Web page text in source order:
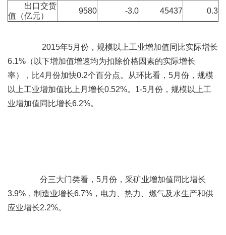
出口交货
值（亿元）
9580 -3.0 45437 0.3
2015年5月份，规模以上工业增加值同比实际增长
6.1%（以下增加值增速均为扣除价格因素的实际增长
率），比4月份加快0.2个百分点。从环比看，5月份，规模
以上工业增加值比上月增长0.52%。1-5月份，规模以上工
业增加值同比增长6.2%。
分三大门类看，5月份，采矿业增加值同比增长
3.9%，制造业增长6.7%，电力、热力、燃气及水生产和供
应业增长2.2%。